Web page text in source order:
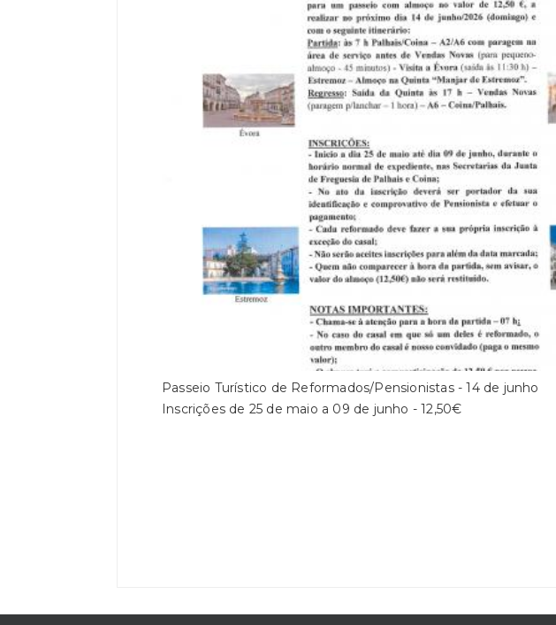
Passeio Turístico de Reformados/Pensionistas - 14 de junho
Inscrições de 25 de maio a 09 de junho - 12,50€